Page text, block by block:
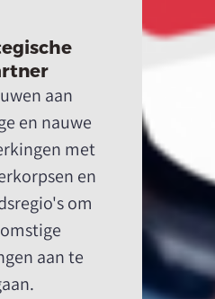
aan
en nauwe
met
en
om
aan te